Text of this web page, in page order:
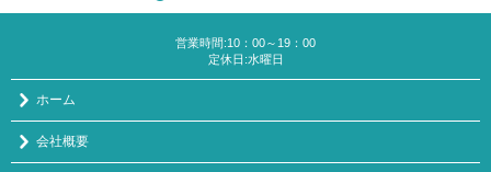
営業時間:10：00～19：00
定休日:水曜日
ホーム
会社概要